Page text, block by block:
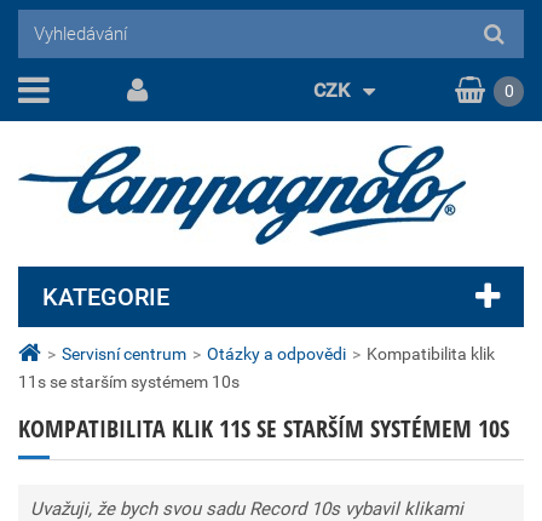
> Servisní centrum > Otázky a odpovědi > Kompatibilita klik
11s se starším systémem 10s
KOMPATIBILITA KLIK 11S SE STARŠÍM SYSTÉMEM 10S
Uvažuji, že bych svou sadu Record 10s vybavil klikami
KATEGORIE
CZK 0